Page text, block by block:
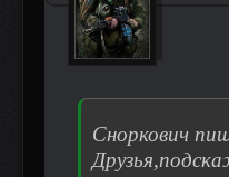
Сноркович